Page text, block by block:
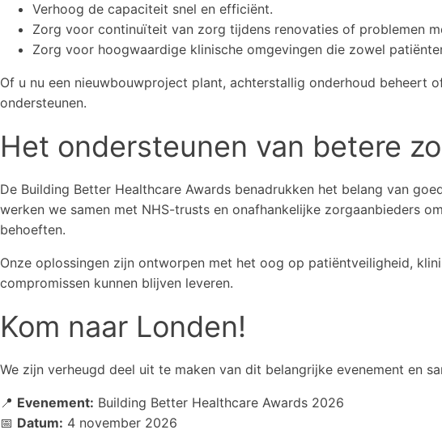
Verhoog de capaciteit snel en efficiënt.
Zorg voor continuïteit van zorg tijdens renovaties of problemen
Zorg voor hoogwaardige klinische omgevingen die zowel
Of u nu een nieuwbouwproject plant, achterstallig onderhoud beheert
ondersteunen.
Het ondersteunen van betere
De Building Better Healthcare Awards benadrukken het belang van
werken we samen met NHS-trusts en onafhankelijke zorgaanbieders
behoeften.
Onze oplossingen zijn ontworpen met het oog op patiëntveiligheid,
compromissen kunnen blijven leveren.
Kom naar Londen!
We zijn verheugd deel uit te maken van dit belangrijke evenement en
📍 Evenement: Building Better Healthcare Awards 2026
📅 Datum: 4 november 2026